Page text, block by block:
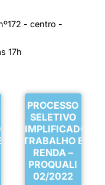
- centro -
17h
PROCESSO
SELETIVO
SIMPLIFICADO
TRABALHO E
RENDA –
PROQUALI
02/2022